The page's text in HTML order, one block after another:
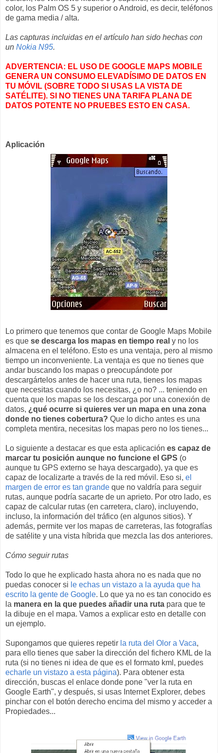
color, los Palm OS 5 y superior o Android, es decir, teléfonos
de gama media / alta.
Las capturas incluidas en el artículo han sido hechas con
un Nokia N95.
ADVERTENCIA: EL USO DE GOOGLE MAPS MOBILE
GENERA UN CONSUMO ELEVADÍSIMO DE DATOS EN
TU MÓVIL (SOBRE TODO SI USAS LA VISTA DE
SATÉLITE). SI NO TIENES UNA TARIFA PLANA DE
DATOS POTENTE NO PRUEBES ESTO EN CASA.
Aplicación
Lo primero que tenemos que contar de Google Maps Mobile
es que se descarga los mapas en tiempo real y no los
almacena en el teléfono. Esto es una ventaja, pero al mismo
tiempo un inconveniente. La ventaja es que no tienes que
andar buscando los mapas o preocupándote por
descargártelos antes de hacer una ruta, tienes los mapas
que necesitas cuando los necesitas, ¿o no? ... teniendo en
cuenta que los mapas se los descarga por una conexión de
datos, ¿qué ocurre si quieres ver un mapa en una zona
donde no tienes cobertura? Que lo dicho antes es una
completa mentira, necesitas los mapas pero no los tienes...
Lo siguiente a destacar es que esta aplicación es capaz de
marcar tu posición aunque no funcione el GPS (o
aunque tu GPS externo se haya descargado), ya que es
capaz de localizarte a través de la red móvil. Eso si, el
margen de error es tan grande que no valdría para seguir
rutas, aunque podría sacarte de un aprieto. Por otro lado, es
capaz de calcular rutas (en carretera, claro), incluyendo,
incluso, la información del tráfico (en algunos sitios). Y
además, permite ver los mapas de carreteras, las fotografías
de satélite y una vista híbrida que mezcla las dos anteriores.
Cómo seguir rutas
Todo lo que he explicado hasta ahora no es nada que no
puedas conocer si le echas un vistazo a la ayuda que ha
escrito la gente de Google. Lo que ya no es tan conocido es
la manera en la que puedes añadir una ruta para que te
la dibuje en el mapa. Vamos a explicar esto en detalle con
un ejemplo.
Supongamos que quieres repetir la ruta del Olor a Vaca,
para ello tienes que saber la dirección del fichero KML de la
ruta (si no tienes ni idea de que es el formato kml, puedes
echarle un vistazo a esta página). Para obtener esta
dirección, buscas el enlace donde pone "ver la ruta en
Google Earth", y después, si usas Internet Explorer, debes
pinchar con el botón derecho encima del mismo y acceder a
Propiedades...